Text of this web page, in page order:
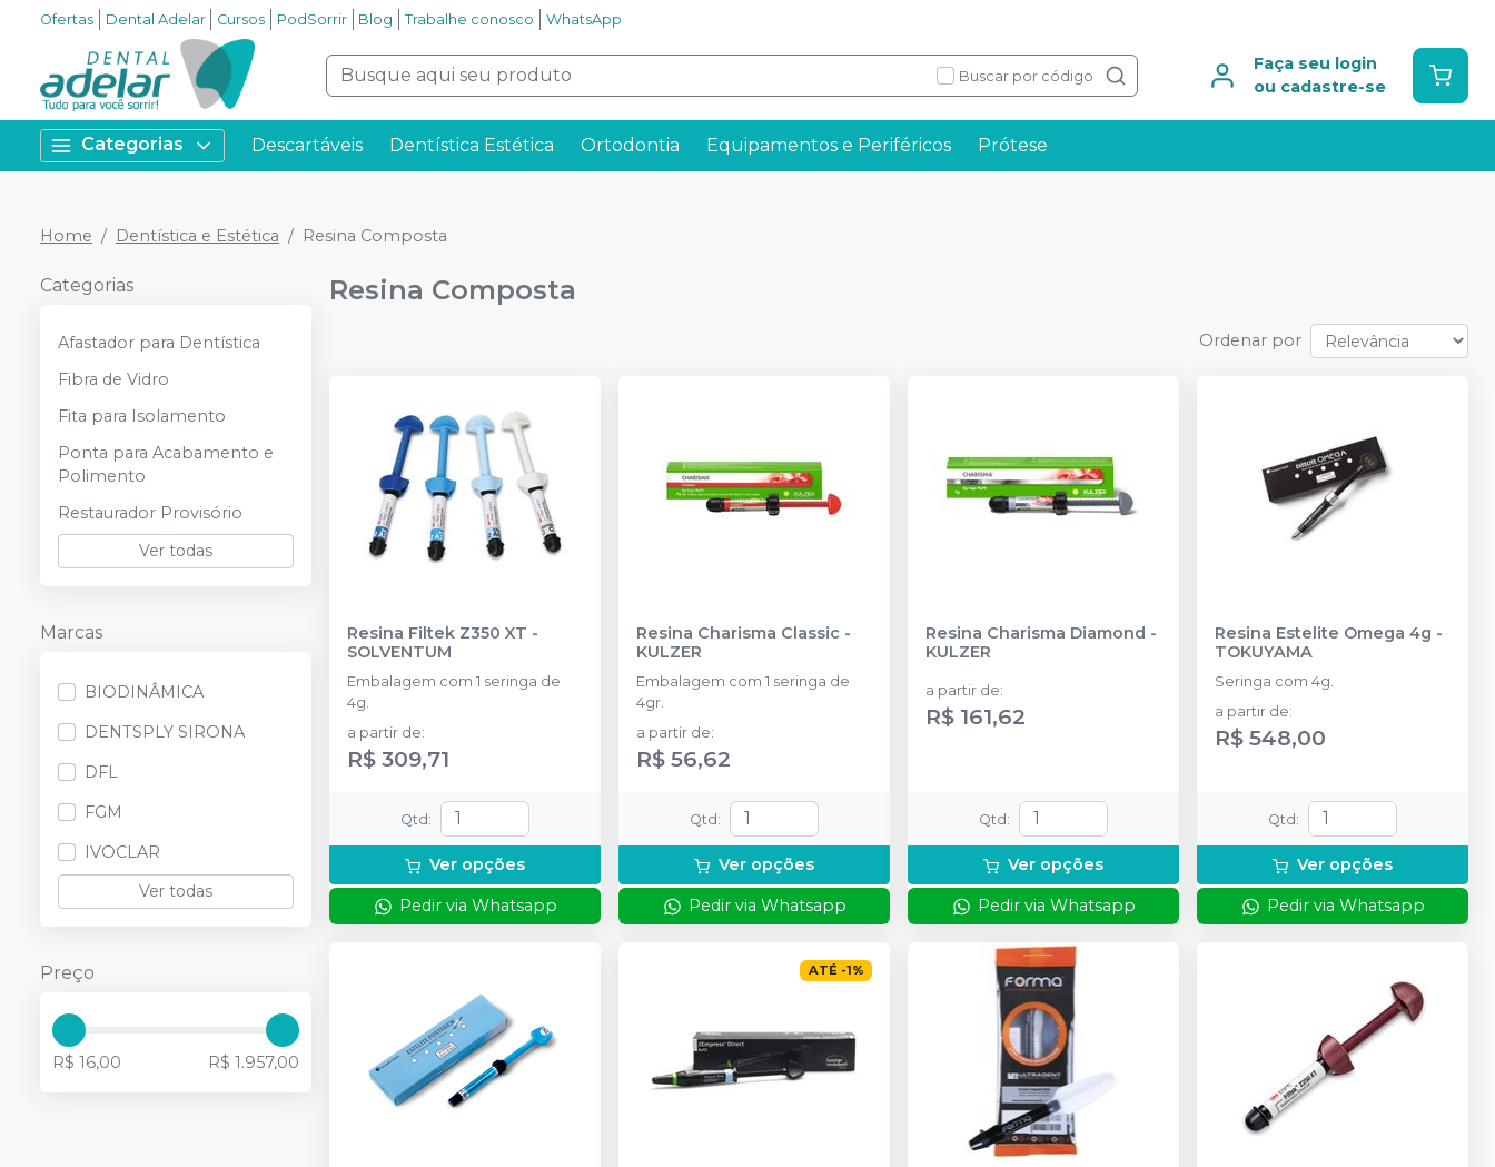
Ofertas Dental Adelar Cursos PodSorrir Blog Trabalhe conosco WhatsApp
Buscar por código
Faça seu login
ou cadastre-se
Categorias Descartáveis Dentística Estética Ortodontia Equipamentos e Periféricos Prótese
Home Dentística e Estética Resina Composta
Categorias
Afastador para Dentística
Fibra de Vidro
Fita para Isolamento
Ponta para Acabamento e
Polimento
Restaurador Provisório
Ver todas
Marcas
BIODINÂMICA
DENTSPLY SIRONA
DFL
FGM
IVOCLAR
Ver todas
Preço
R$ 16,00 R$ 1.957,00
Resina Composta
Ordenar por
Resina Filtek Z350 XT -
SOLVENTUM
Embalagem com 1 seringa de
4g.
a partir de:
R$ 309,71
Qtd:
Ver opções
Pedir via Whatsapp
Resina Charisma Classic -
KULZER
Embalagem com 1 seringa de
4gr.
a partir de:
R$ 56,62
Qtd:
Ver opções
Pedir via Whatsapp
Resina Charisma Diamond -
KULZER
a partir de:
R$ 161,62
Qtd:
Ver opções
Pedir via Whatsapp
Resina Estelite Omega 4g -
TOKUYAMA
Seringa com 4g.
a partir de:
R$ 548,00
Qtd:
Ver opções
Pedir via Whatsapp
ATÉ -1%